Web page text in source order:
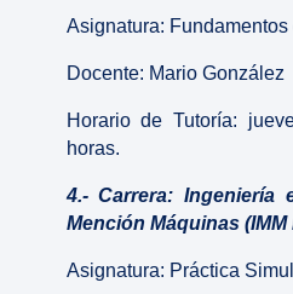
Asignatura:
Docente: Mario González
Horario de Tutoría:
horas.
4.- Carrera: Ingeniería
Mención Máquinas (IMM
Asignatura: Práctica